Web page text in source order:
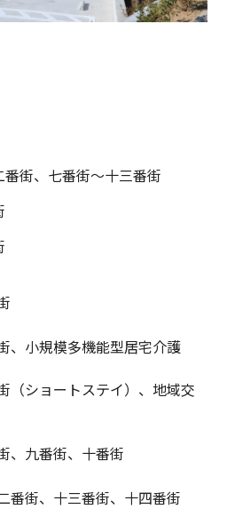
街、七番街～十三番街
、小規模多機能型居宅介護
（ショートステイ）、地域交
、九番街、十番街
番街、十三番街、十四番街